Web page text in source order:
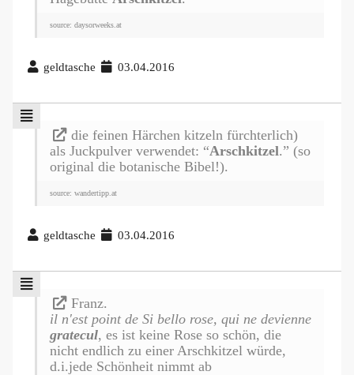
source: daysorweeks.at
geldtasche 03.04.2016
die feinen Härchen kitzeln fürchterlich)
als Juckpulver verwendet: “Arschkitzel.” (so
original die botanische Bibel!).
source: wandertipp.at
geldtasche 03.04.2016
Franz.
il n'est point de Si bello rose, qui ne devienne
gratecul, es ist keine Rose so schön, die
nicht endlich zu einer Arschkitzel würde,
d.i.jede Schönheit nimmt ab